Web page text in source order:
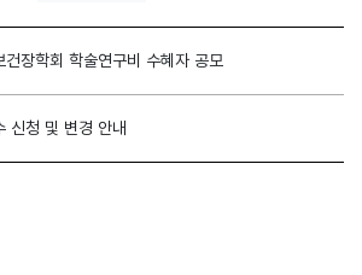
장학회 학술연구비 수혜자 공모
신청 및 변경 안내